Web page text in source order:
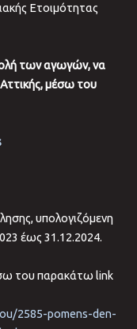
Ετοιμότητας
των αγωγών, να
μέσω του
υπολογιζόμενη
έως 31.12.2024.
του παρακάτω link
2585-pomens-den-